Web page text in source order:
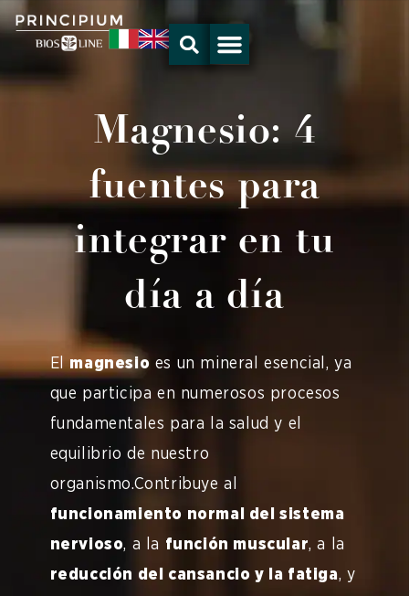
Ir
contenido
Magnesio: 4
fuentes para
integrar en tu
día a día
Elmagnesio es un mineral esencial, ya
que participa en numerosos procesos
fundamentales para la salud y el
equilibrio de nuestro
organismo.Contribuye al
funcionamiento normal del sistema
nervioso, a la función muscular, a la
reducción del cansancio y la fatiga, y